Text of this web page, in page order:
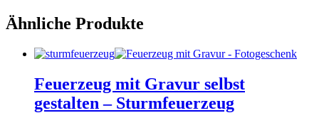
Ähnliche Produkte
Feuerzeug mit Gravur selbst
gestalten – Sturmfeuerzeug